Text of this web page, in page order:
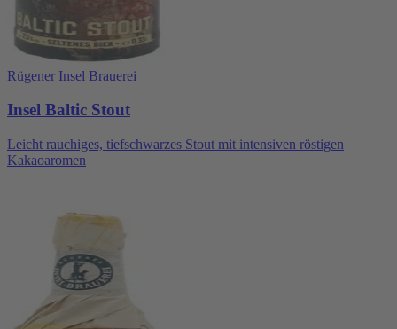
Rügener Insel Brauerei
Insel Baltic Stout
Leicht rauchiges, tiefschwarzes Stout mit intensiven röstigen
Kakaoaromen